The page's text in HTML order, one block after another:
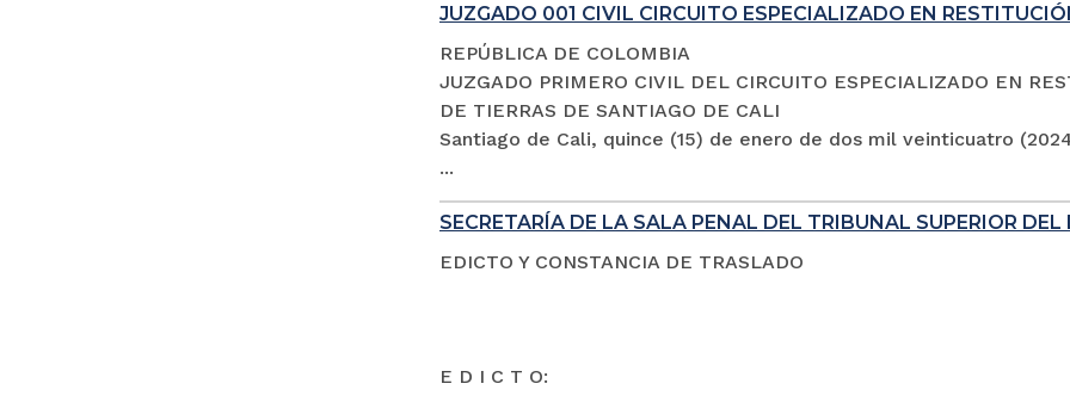
JUZGADO 001 CIVIL CIRCUITO ESPECIALIZADO EN
REPÚBLICA DE COLOMBIA
JUZGADO PRIMERO CIVIL DEL CIRCUITO ESPECIALIZADO EN
DE TIERRAS DE SANTIAGO DE CALI
Santiago de Cali, quince (15) de enero de dos mil veinticuatro
...
SECRETARÍA DE LA SALA PENAL DEL TRIBUNAL SUPERIOR
EDICTO Y CONSTANCIA DE TRASLADO
E D I C T O: